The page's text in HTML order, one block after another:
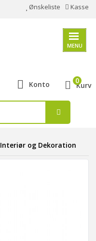
Ønskeliste Kasse
MENU
Konto Kurv
0
Interiør og Dekoration